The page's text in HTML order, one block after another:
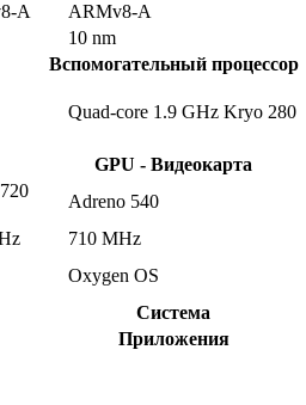
A
ARMv8-A
10 nm
Вспомогательный процессор
Quad-core 1.9 GHz Kryo 280
GPU - Видеокарта
Adreno 540
710 MHz
Oxygen OS
Система
Приложения